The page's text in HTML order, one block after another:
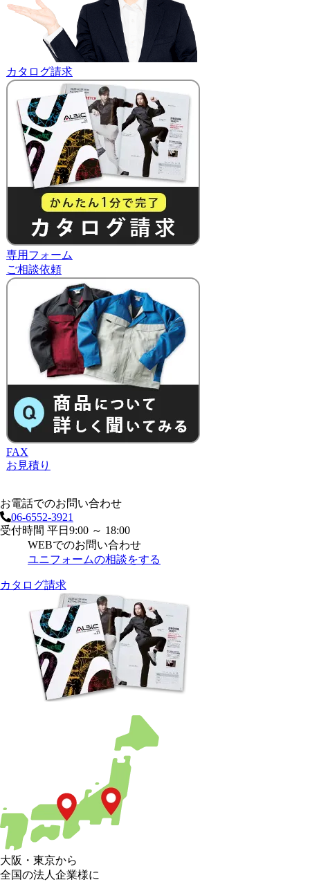
カタログ請求
専用フォーム
ご相談依頼
FAX
お見積り
お電話でのお問い合わせ
06-6552-3921
受付時間 平日9:00 ～ 18:00
WEBでのお問い合わせ
ユニフォームの相談をする
カタログ請求
大阪 ・ 東京から
全国の法人企業様に